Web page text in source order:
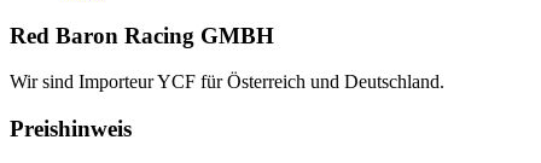
Red Baron Racing GMBH
Wir sind Importeur YCF für Österreich und Deutschland.
Preishinweis